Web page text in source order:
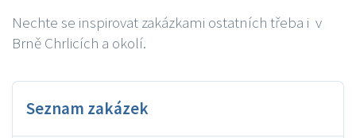
Nechte se inspirovat zakázkami ostatních třeba i v
Brně Chrlicích a okolí.
Seznam zakázek